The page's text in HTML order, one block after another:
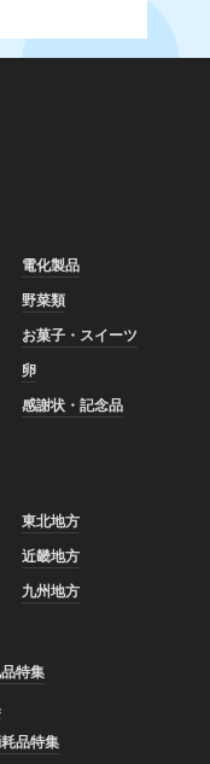
電化製品
野菜類
お菓子・スイーツ
卵
感謝状・記念品
東北地方
近畿地方
九州地方
特集
品特集